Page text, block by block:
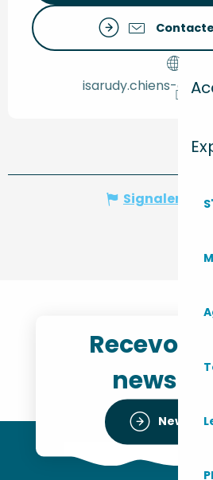
isarudy.chiens-de-
Signaler une
Recevoir